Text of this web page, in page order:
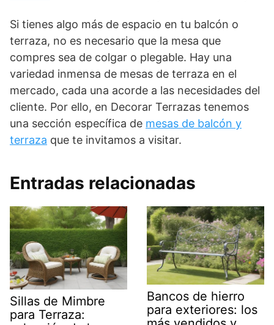
Si tienes algo más de espacio en tu balcón o
terraza, no es necesario que la mesa que
compres sea de colgar o plegable. Hay una
variedad inmensa de mesas de terraza en el
mercado, cada una acorde a las necesidades del
cliente. Por ello, en Decorar Terrazas tenemos
una sección específica de mesas de balcón y
terraza que te invitamos a visitar.
Entradas relacionadas
Sillas de Mimbre
para Terraza:
Bancos de hierro
para exteriores: los